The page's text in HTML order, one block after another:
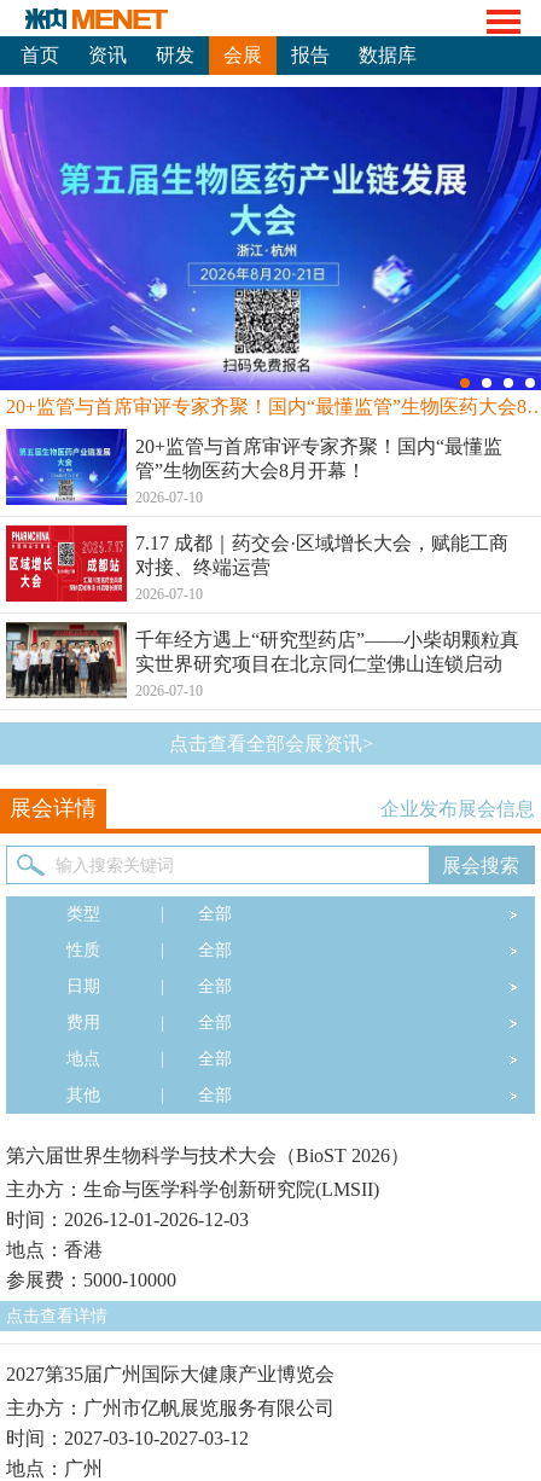
首页 资讯 研发 会展 报告 数据库
20+监管与首席审评专家齐聚！国内“最
20+监管与首席审评专家齐聚！国内“最懂监
管”生物医药大会8月开幕！
2026-07-10
7.17 成都｜药交会·区域增长大会，赋能工商
对接、终端运营
2026-07-10
千年经方遇上“研究型药店”——小柴胡颗粒真
实世界研究项目在北京同仁堂佛山连锁启动
2026-07-10
点击查看全部会展资讯>
展会详情 企业发布展会信息
类型
全部
性质
全部
日期
全部
费用
全部
地点
全部
其他
全部
第六届世界生物科学与技术大会（BioST 2026）
主办方：生命与医学科学创新研究院(LMSII)
时间：2026-12-01-2026-12-03
地点：香港
参展费：5000-10000
点击查看详情
2027第35届广州国际大健康产业博览会
主办方：广州市亿帆展览服务有限公司
时间：2027-03-10-2027-03-12
地点：广州